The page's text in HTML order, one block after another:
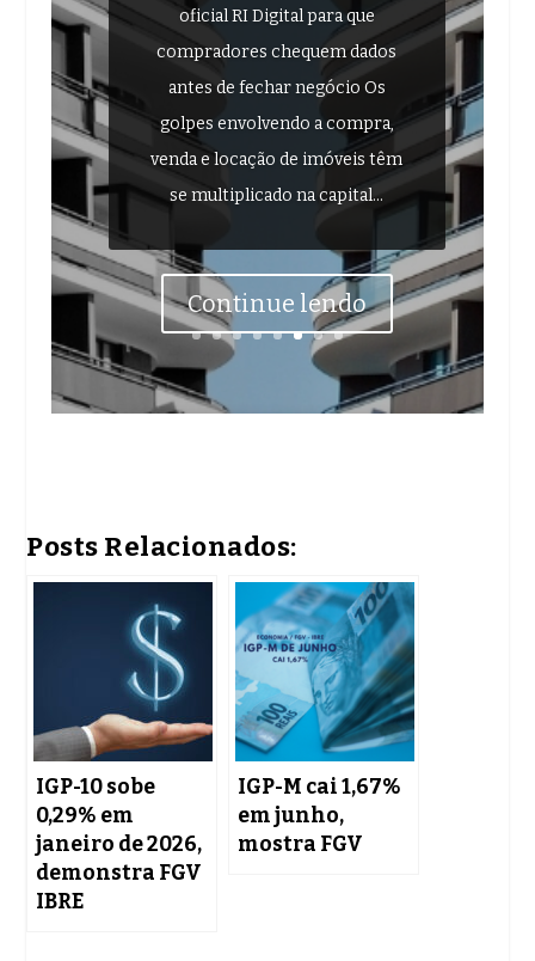
oficial RI Digital para que
compradores chequem dados
antes de fechar negócio Os
golpes envolvendo a compra,
venda e locação de imóveis têm
se multiplicado na capital...
Continue lendo
Posts Relacionados:
IGP-10 sobe
0,29% em
janeiro de 2026,
demonstra FGV
IBRE
IGP-M cai 1,67%
em junho,
mostra FGV